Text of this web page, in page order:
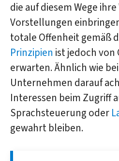
die auf diesem Wege
Vorstellungen
totale Offenheit gemäß
Prinzipien ist jedoch von
erwarten. Ähnlich wie
Unternehmen darauf
Interessen beim Zugriff
Sprachsteuerung oder
gewahrt bleiben.